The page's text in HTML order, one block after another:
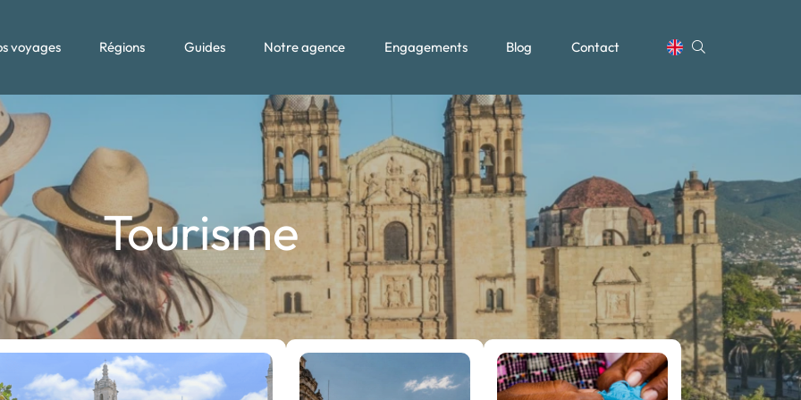
voyages Régions Guides Notre agence Engagements Blog Contact
Tourisme